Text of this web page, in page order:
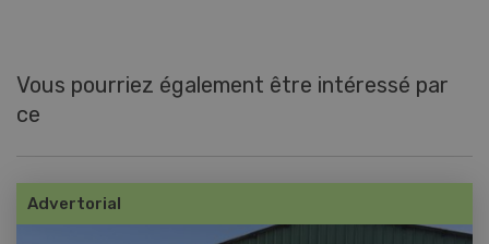
Vous pourriez également être intéressé par
ce
Advertorial